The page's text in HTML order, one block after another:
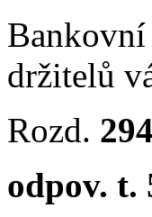
držitelů
Rozd.
odpov. t.